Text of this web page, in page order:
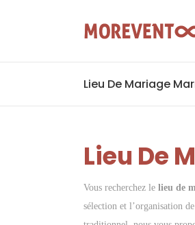
Lieu De Mariage
Lieu De
Vous recherchez le lieu de
sélection et l’organisation